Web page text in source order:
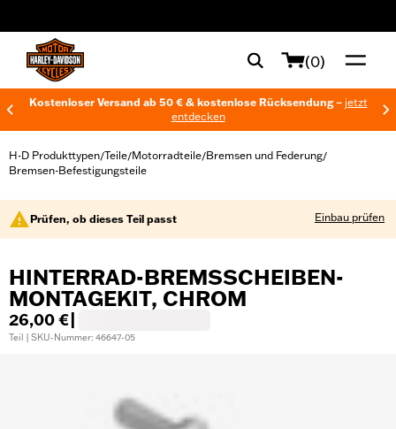
(0)
Kostenloser Versand ab 50 € & kostenlose Rücksendung – jetzt
entdecken
H-D Produkttypen/Teile/Motorradteile/Bremsen und Federung/
Bremsen-Befestigungsteile
Prüfen, ob dieses Teil passt Einbau prüfen
HINTERRAD-BREMSSCHEIBEN-
MONTAGEKIT, CHROM
26,00 €
Teil | SKU-Nummer: 46647-05